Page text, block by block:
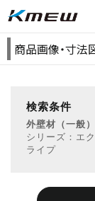
商品画像・寸法
検索条件
外壁材（一般）
シリーズ：エ
ライプ